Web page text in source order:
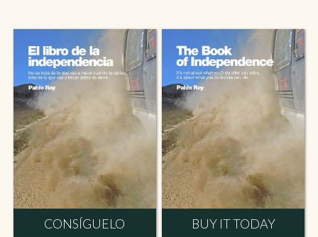
CONSÍGUELO BUY IT TODAY